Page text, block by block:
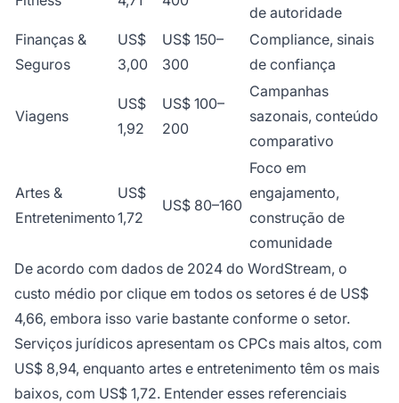
de autoridade
Finanças &
Seguros
US$
3,00
US$ 150–
300
Compliance, sinais
de confiança
Viagens
US$
1,92
US$ 100–
200
Campanhas
sazonais, conteúdo
comparativo
Artes &
Entretenimento
US$
1,72
US$ 80–160
Foco em
engajamento,
construção de
comunidade
De acordo com dados de 2024 do WordStream, o
custo médio por clique em todos os setores é de US$
4,66, embora isso varie bastante conforme o setor.
Serviços jurídicos apresentam os CPCs mais altos, com
US$ 8,94, enquanto artes e entretenimento têm os mais
baixos, com US$ 1,72. Entender esses referenciais